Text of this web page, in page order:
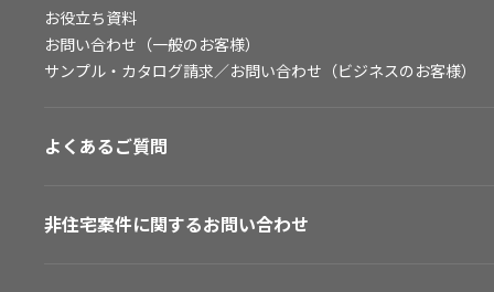
お役立ち資料
お問い合わせ（一般のお客様）
サンプル・カタログ請求／お問い合わせ（ビジネスのお客様）
よくあるご質問
非住宅案件に関するお問い合わせ